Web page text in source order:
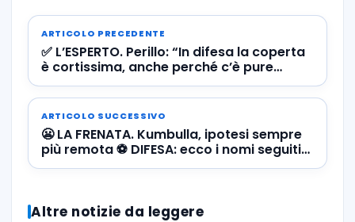
ARTICOLO PRECEDENTE
✅ L’ESPERTO. Perillo: “In difesa la coperta
è cortissima, anche perché c’è pure
Ghoulam che non è titolare dal 2017”
ARTICOLO SUCCESSIVO
😬 LA FRENATA. Kumbulla, ipotesi sempre
più remota ⚽️ DIFESA: ecco i nomi seguiti
dal Napoli
Altre notizie da leggere